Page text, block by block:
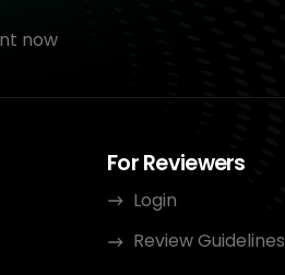
now
For Reviewers
Login
Review Guidelines